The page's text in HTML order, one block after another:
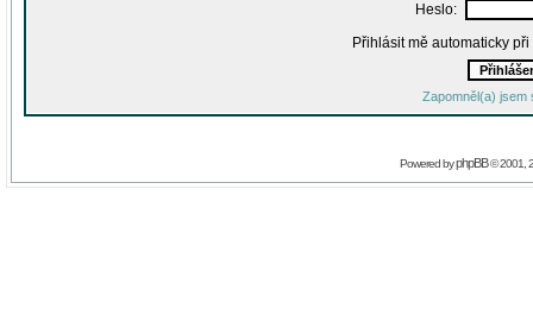
Heslo:
Přihlásit mě automaticky
Zapomněl(a) jsem
Powered byphpBB© 2001,